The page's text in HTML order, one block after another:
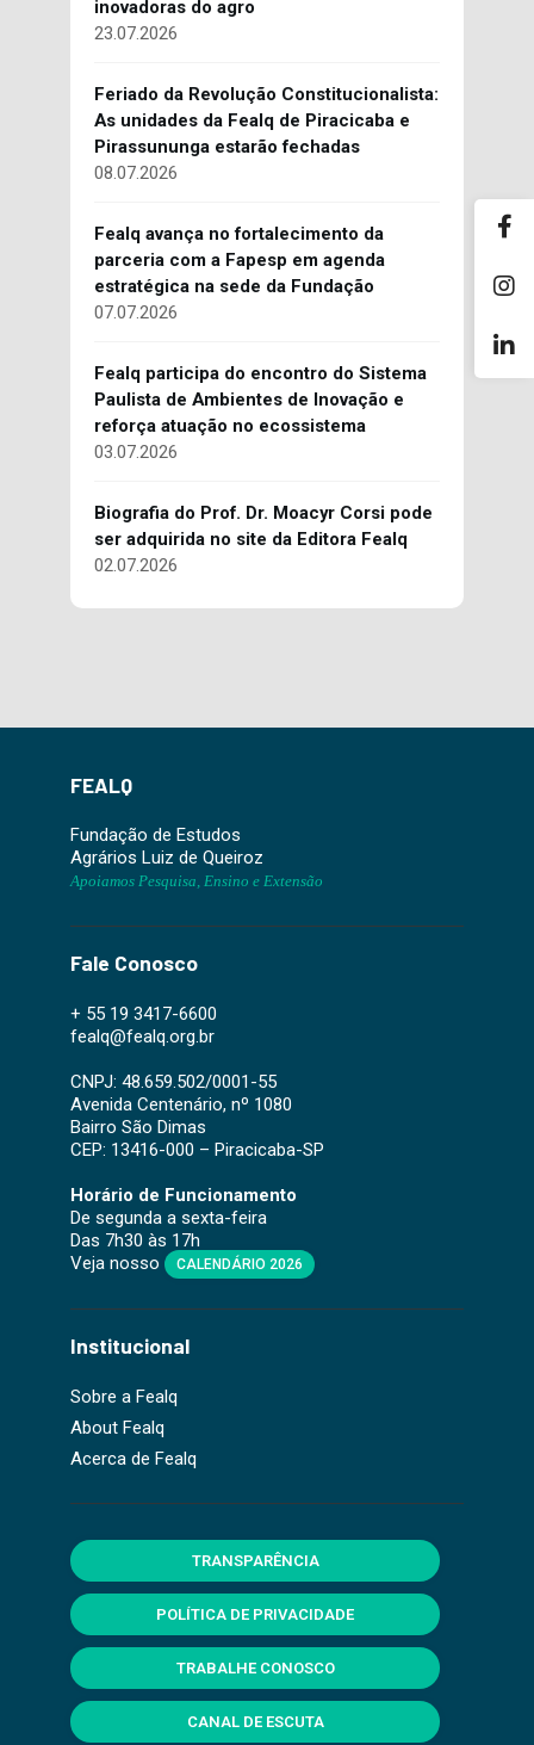
inovadoras do agro
23.07.2026
Feriado da Revolução Constitucionalista:
As unidades da Fealq de Piracicaba e
Pirassununga estarão fechadas
08.07.2026
Fealq avança no fortalecimento da
parceria com a Fapesp em agenda
estratégica na sede da Fundação
07.07.2026
Fealq participa do encontro do Sistema
Paulista de Ambientes de Inovação e
reforça atuação no ecossistema
03.07.2026
Biografia do Prof. Dr. Moacyr Corsi pode
ser adquirida no site da Editora Fealq
02.07.2026
FEALQ
Fundação de Estudos
Agrários Luiz de Queiroz
Apoiamos Pesquisa, Ensino e Extensão
Fale Conosco
+ 55 19 3417-6600
fealq@fealq.org.br
CNPJ: 48.659.502/0001-55
Avenida Centenário, nº 1080
Bairro São Dimas
CEP: 13416-000 – Piracicaba-SP
Horário de Funcionamento
De segunda a sexta-feira
Das 7h30 às 17h
Veja nosso
CALENDÁRIO 2026
Institucional
Sobre a Fealq
About Fealq
Acerca de Fealq
TRANSPARÊNCIA
POLÍTICA DE PRIVACIDADE
TRABALHE CONOSCO
CANAL DE ESCUTA